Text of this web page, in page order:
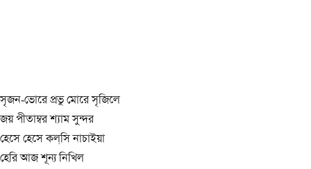
সৃজন-ভোরে প্রভু মোরে সৃজিলে
জয় পীতাম্বর শ্যাম সুন্দর
হেসে হেসে কল্‌সি নাচাইয়া
হেরি আজ শূন্য নিখিল